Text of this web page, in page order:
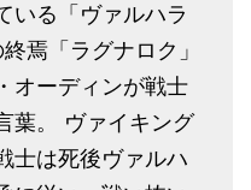
いる「ヴァルハラ
焉「ラグナロク」
オーディンが戦士
葉。 ヴァイキング
士は死後ヴァルハ